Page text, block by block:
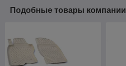
Подобные товары компании